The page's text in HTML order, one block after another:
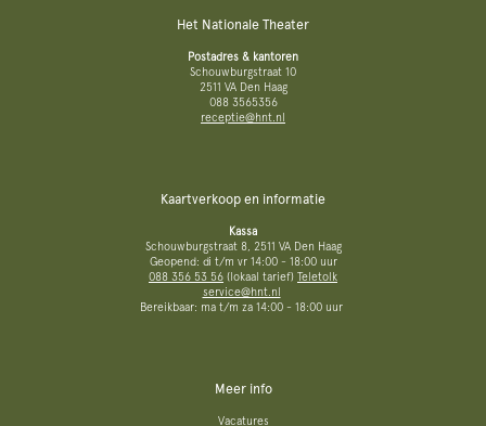
Het Nationale Theater
Postadres & kantoren
Schouwburgstraat 10
2511 VA Den Haag
088 3565356
receptie@hnt.nl
Kaartverkoop en informatie
Kassa
Schouwburgstraat 8, 2511 VA Den Haag
Geopend: di t/m vr 14:00 - 18:00 uur
088 356 53 56 (lokaal tarief) Teletolk
service@hnt.nl
Bereikbaar: ma t/m za 14:00 - 18:00 uur
Meer info
Vacatures